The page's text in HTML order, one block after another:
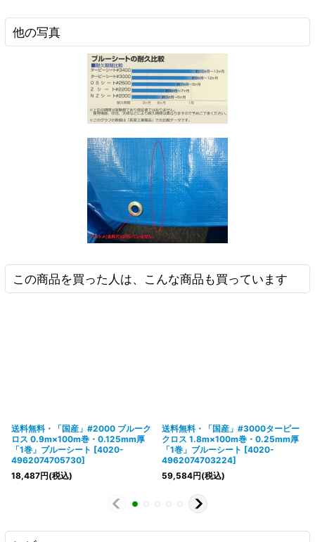
他の写真
この商品を買った人は、こんな商品も買っています
送料無料・「国産」#2000 ブルーク
ロス 0.9m×100m巻・0.125mm厚
「1巻」ブルーシート [4020-
4962074705730]
18,487円(税込)
送料無料・「国産」#3000ターピー
クロス 1.8m×100m巻・0.25mm厚
「1巻」ブルーシート [4020-
4962074703224]
59,584円(税込)